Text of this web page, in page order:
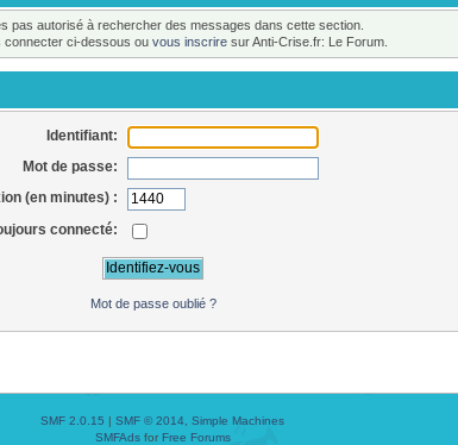
pas autorisé à rechercher des messages dans cette section.
connecter ci-dessous ou vous inscriresur Anti-Crise.fr: Le Forum.
Identifiant:
Mot de passe:
(en minutes) :
connecté:
Mot de passe oublié ?
SMF 2.0.15 | SMF © 2014
Simple Machines
SMFAdsfor Free Forums